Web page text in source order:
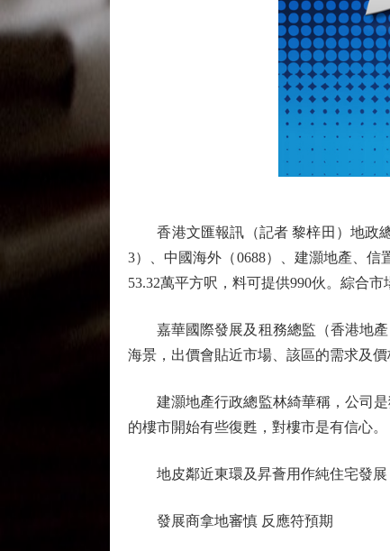
香港文匯報訊（記者 黎梓田）地政總
3）、中國海外（0688）、建灝地產、信
53.32萬平方呎，料可提供990伙。綜合市
嘉華國際發展及租務總監（香港地產
海景，出價會貼近市場、該區的需求及價
建灝地產行政總監林綺華稱，公司是
的樓市開始有些復甦，對樓市是有信心。
地皮鄰近東環及昇薈用作純住宅發展
發展商拿地審慎 反應符預期